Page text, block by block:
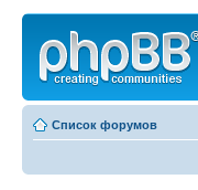
Список форумов